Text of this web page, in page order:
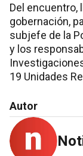
Del encuentro,
gobernación,
subjefe de la
y los
19 Unidades
Autor